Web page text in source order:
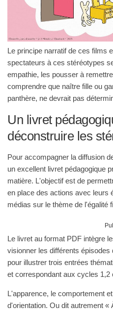
Le principe narratif de ces films
spectateurs à ces stéréotypes
empathie, les pousser à
comprendre que naître fille ou
panthère, ne devrait pas
Un livret
déconstruire les
Pour accompagner la diffusion
un excellent livret pédagogique
matière. L'objectif est de
en place des actions avec leurs
médias sur le thème de l'égalité
Le livret au format PDF intègre
visionner les différents épisodes
pour illustrer trois entrées
et correspondant aux cycles 1,2
L'apparence, le comportement
d'orientation. Ou dit autrement «